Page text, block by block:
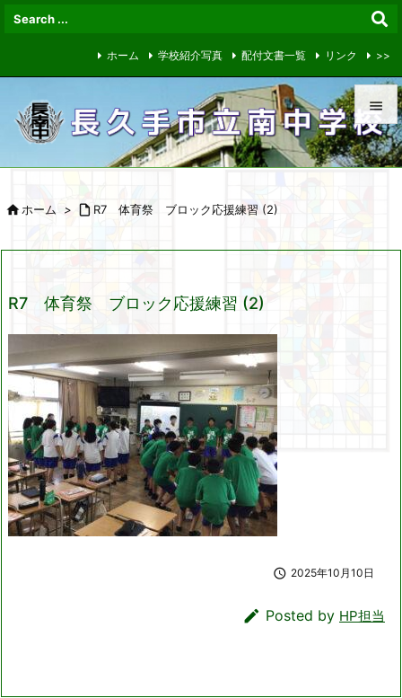


メニュ
ホーム 学校紹介写真 配付文書一覧 リンク >>
ホーム >  R7 体育祭 ブロック応援練習 (2)
R7 体育祭 ブロック応援練習 (2)
 2025年10月10日
 Posted by HP担当